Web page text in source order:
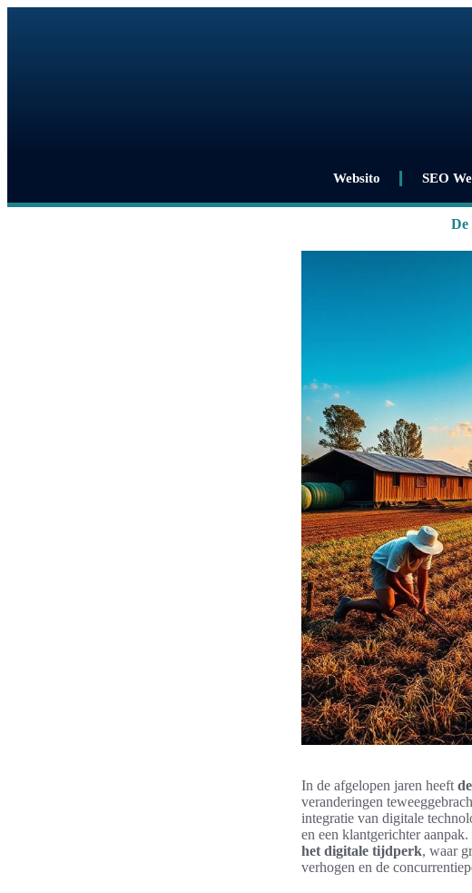
Websito SEO
De
In de afgelopen jaren heeft
veranderingen
integratie van digitale
en een klantgerichter aanpak.
het digitale tijdperk, waar
verhogen en de